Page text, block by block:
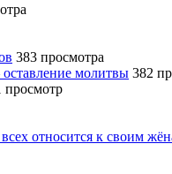
383 просмотра
молитвы 382
просмотр
относится к своим